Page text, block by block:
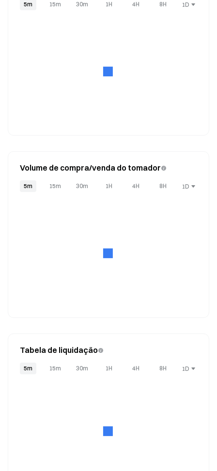
5m 15m 30m 1H 4H 8H 1D
Volume de compra/venda do tomador
5m 15m 30m 1H 4H 8H 1D
Tabela de liquidação
5m 15m 30m 1H 4H 8H 1D